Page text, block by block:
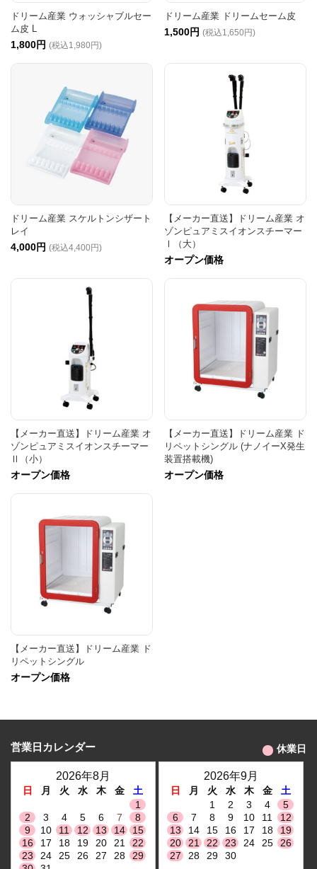
ドリーム産業 ウォッシャブルセー
ム皮 L
1,800円 (税込1,980円)
ドリーム産業 ドリームセーム皮
1,500円 (税込1,650円)
ドリーム産業 スケルトンシザート
レイ
4,000円 (税込4,400円)
【メーカー直送】ドリーム産業 オ
ゾンピュアミスイオンスチーマー
Ⅰ（大）
オープン価格
【メーカー直送】ドリーム産業 オ
ゾンピュアミスイオンスチーマー
Ⅱ（小）
オープン価格
【メーカー直送】ドリーム産業 ド
リペットシングル (ナノイーX発生
装置搭載機)
オープン価格
【メーカー直送】ドリーム産業 ド
リペットシングル
オープン価格
営業日カレンダー 休業日
2026年8月
日 月 火 水 木 金
土
1
2
3 4 5 6 7
8
9
10 11 12 13 14
15
16
17 18 19 20 21
22
23
24 25 26 27 28
29
2026年9月
日 月 火 水 木 金
土
1
2 3 4
5
6
7 8 9 10 11
12
13
14 15 16 17 18
19
20
21 22 23 24 25
26
27
28 29 30